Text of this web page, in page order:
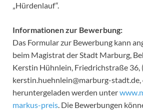
„Hürdenlauf“.
Informationen zur Bewerbung:
Das Formular zur Bewerbung kann
beim Magistrat der Stadt Marburg,
Kerstin Hühnlein, Friedrichstraße
kerstin.huehnlein@marburg-stadt.de,
heruntergeladen werden unter
markus-preis. Die Bewerbungen